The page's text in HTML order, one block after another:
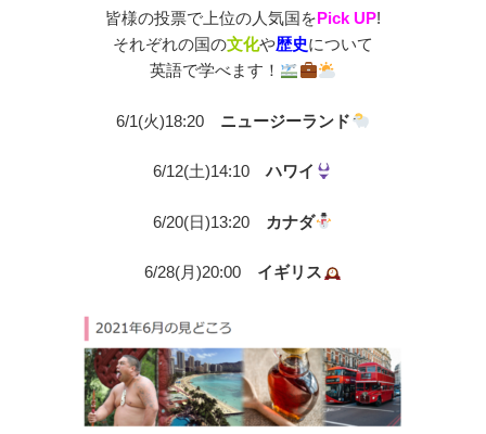
皆様の投票で上位の人気国をPick UP!
それぞれの国の文化や歴史について
英語で学べます！
6/1(火)18:20 ニュージーランド
6/12(土)14:10ハワイ
6/20(日)13:20 カナダ
6/28(月)20:00 イギリス